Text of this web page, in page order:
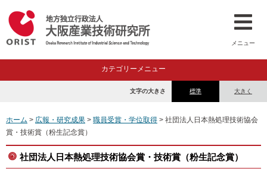
メニュー
カテゴリーメニュー
標準 大きく
文字の大きさ
ホーム > 広報・研究成果 > 職員受賞・学位取得 > 社団法人日本熱処理技術協会
賞・技術賞（粉生記念賞）
社団法人日本熱処理技術協会賞・技術賞（粉生記念賞）